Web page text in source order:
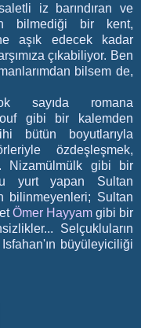
iz barındıran ve
bilmediği bir kent,
aşık edecek kadar
çıkabiliyor. Ben
bilsem de,
sayıda romana
gibi bir kalemden
bütün boyutlarıyla
özdeşleşmek,
Nizamülmülk gibi bir
yurt yapan Sultan
bilinmeyenleri; Sultan
Ömer Hayyamgibi bir
Selçukluların
büyüleyiciliği